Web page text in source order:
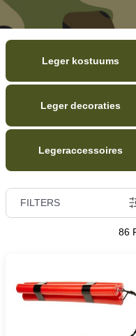
Leger kostuums
Leger decoraties
Legeraccessoires
FILTERS
86